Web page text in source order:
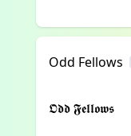
Odd Fellows
𝕺𝖉𝖉 𝕱𝖊𝖑𝖑𝖔𝖜𝖘